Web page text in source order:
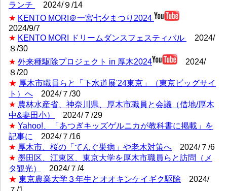
ランチ
2024/９/14
★ KENTO MORI＠一宮七夕まつり2024
2024/9/7
★ KENTO MORI ドリームダンスフェスティバル
2024/
８/30
★ 外来種駆除プロジェクト in 厚木2024
2024/
８/20
★ 厚木市職員らと「下水道展'24東京」（東京ビッグサイ
ト）へ
2024/７/30
★ 農林水産省、神奈川県、厚木市職員と会議（借地/厚木
中&妻田小）
2024/７/29
★ Yahoo!、「あつぎキッズゲルニカが教科書に掲載」を
記事に
2024/７/16
★ 厚木市、桜の「てんぐ巣病」や老木対策へ
2024/７/6
★ 墨田区、江東区、東京大学を厚木市職員らと訪問（メ
タ観光）
2024/７/4
★ 東京農業大学３年生とオオキンケイギク駆除
2024/